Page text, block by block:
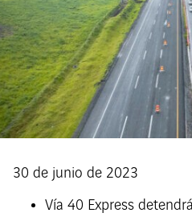
30 de junio de 2023
Vía 40 Express